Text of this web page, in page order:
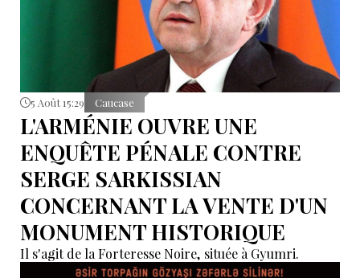
5 Août 15:29 Caucase
L'ARMÉNIE OUVRE UNE
ENQUÊTE PÉNALE CONTRE
SERGE SARKISSIAN
CONCERNANT LA VENTE D'UN
MONUMENT HISTORIQUE
Il s'agit de la Forteresse Noire, située à Gyumri.